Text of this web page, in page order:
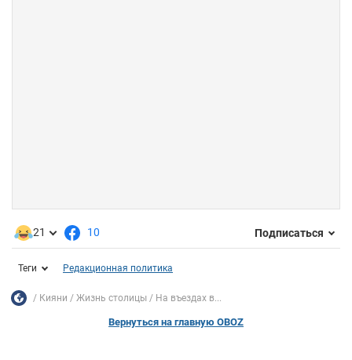
21 10 Подписаться
Теги Редакционная политика
Кияни Жизнь столицы На въездах в...
Вернуться на главную OBOZ